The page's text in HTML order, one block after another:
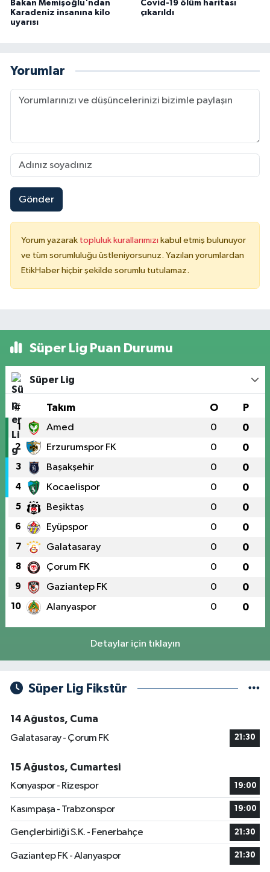
Bakan Memişoğlu'ndan
Karadeniz insanına kilo
uyarısı
Covid-19 ölüm haritası
çıkarıldı
Yorumlar
Gönder
Yorum yazarak topluluk kurallarımızı kabul etmiş bulunuyor
ve tüm sorumluluğu üstleniyorsunuz. Yazılan yorumlardan
EtikHaber hiçbir şekilde sorumlu tutulamaz.
Süper Lig Puan Durumu
Süper Lig
# Takım O P
1 Amed 0 0
2 Erzurumspor FK 0 0
3 Başakşehir 0 0
4 Kocaelispor 0 0
5 Beşiktaş 0 0
6 Eyüpspor 0 0
7 Galatasaray 0 0
8 Çorum FK 0 0
9 Gaziantep FK 0 0
10 Alanyaspor 0 0
Detaylar için tıklayın
Süper Lig Fikstür
14 Ağustos, Cuma
Galatasaray - Çorum FK
21:30
15 Ağustos, Cumartesi
Konyaspor - Rizespor
19:00
Kasımpaşa - Trabzonspor 19:00
Gençlerbirliği S.K. - Fenerbahçe 21:30
Gaziantep FK - Alanyaspor 21:30